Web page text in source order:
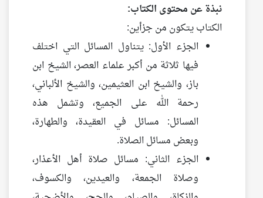
نبذة عن محتوى الكتاب:
الكتاب يتكون من جزأين:
الجزء الأول: يتناول المسائل التي اختلف
فيها ثلاثة من أكبر علماء العصر، الشيخ ابن
باز، والشيخ ابن العثيمين، والشيخ الألباني،
رحمة الله على الجميع، وتشمل هذه
المسائل: مسائل في العقيدة، والطهارة،
وبعض مسائل الصلاة.
الجزء الثاني: مسائل صلاة أهل الأعذار،
وصلاة الجمعة، والعيدين، والكسوف،